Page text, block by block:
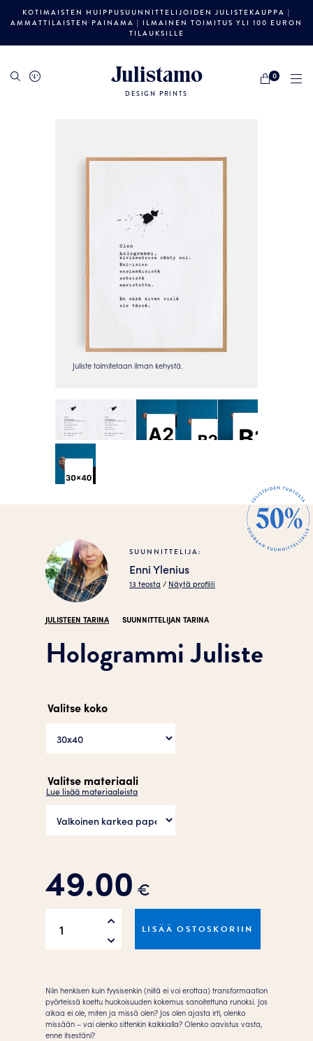
KOTIMAISTEN HUIPPUSUUNNITTELIJOIDEN JULISTEKAUPPA |
AMMATTILAISTEN PAINAMA | ILMAINEN TOIMITUS YLI 100 EURON
TILAUKSILLE
Julistamo
DESIGN PRINTS
0
SUUNNITTELIJA:
Enni Ylenius
13 teosta / Näytä profiili
JULISTEEN TARINA SUUNNITTELIJAN TARINA
Hologrammi Juliste
Valitse koko
Valitse materiaali
Lue lisää materiaaleista
49.00 €
Juliste
LISÄÄ OSTOSKORIIN
Niin henkisen kuin fyysisenkin (niitä ei voi erottaa) transformaation
pyörteissä koettu huokoisuuden kokemus sanoitettuna runoksi. Jos
aikaa ei ole, miten ja missä olen? Jos olen ajasta irti, olenko
missään – vai olenko sittenkin kaikkialla? Olenko aavistus vasta,
enne itsestäni?